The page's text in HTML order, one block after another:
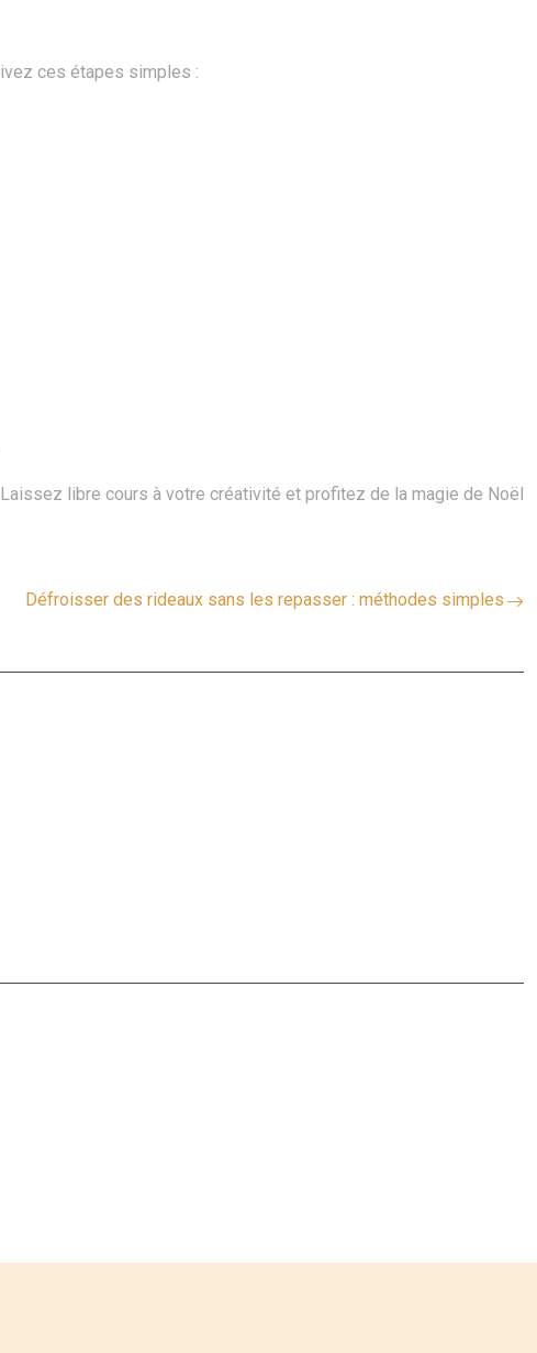
ces étapes simples :
libre cours à votre créativité et profitez de la magie de Noël
Défroisser des rideaux sans les repasser : méthodes simples